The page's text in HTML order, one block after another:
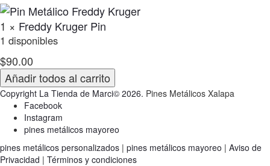
1 × Freddy Kruger Pin
1 disponibles
$90.00
Añadir todos al carrito
Copyright La Tienda de Marci© 2026. Pines Metálicos Xalapa
Facebook
Instagram
pines metálicos mayoreo
pines metálicos personalizados | pines metálicos mayoreo | Aviso de
Privacidad | Términos y condiciones